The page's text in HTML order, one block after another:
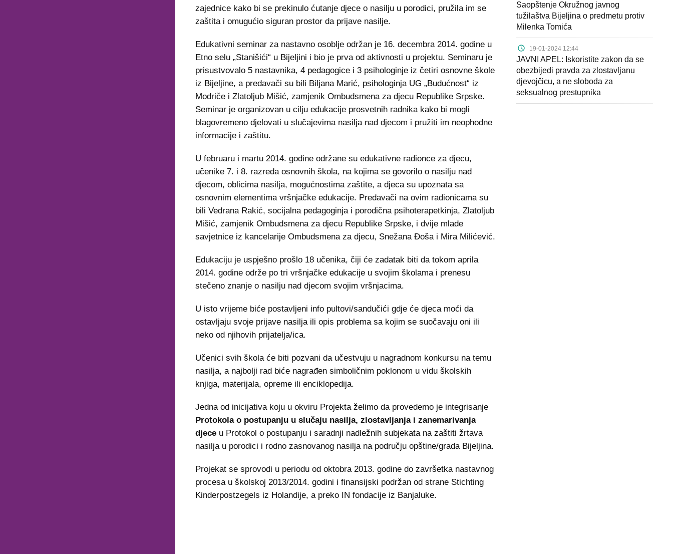
zajednice kako bi se prekinulo ćutanje djece o nasilju u porodici, pružila im se
zaštita i omugućio siguran prostor da prijave nasilje.
Edukativni seminar za nastavno osoblje održan je 16. decembra 2014. godine u
Etno selu „Stanišići“ u Bijeljini i bio je prva od aktivnosti u projektu. Seminaru je
prisustvovalo 5 nastavnika, 4 pedagogice i 3 psihologinje iz četiri osnovne škole
iz Bijeljine, a predavači su bili Biljana Marić, psihologinja UG „Budućnost“ iz
Modriče i Zlatoljub Mišić, zamjenik Ombudsmena za djecu Republike Srpske.
Seminar je organizovan u cilju edukacije prosvetnih radnika kako bi mogli
blagovremeno djelovati u slučajevima nasilja nad djecom i pružiti im neophodne
informacije i zaštitu.
U februaru i martu 2014. godine održane su edukativne radionce za djecu,
učenike 7. i 8. razreda osnovnih škola, na kojima se govorilo o nasilju nad
djecom, oblicima nasilja, mogućnostima zaštite, a djeca su upoznata sa
osnovnim elementima vršnjačke edukacije. Predavači na ovim radionicama su
bili Vedrana Rakić, socijalna pedagoginja i porodična psihoterapetkinja, Zlatoljub
Mišić, zamjenik Ombudsmena za djecu Republike Srpske, i dvije mlade
savjetnice iz kancelarije Ombudsmena za djecu, Snežana Đoša i Mira Milićević.
Edukaciju je uspješno prošlo 18 učenika, čiji će zadatak biti da tokom aprila
2014. godine održe po tri vršnjačke edukacije u svojim školama i prenesu
stečeno znanje o nasilju nad djecom svojim vršnjacima.
U isto vrijeme biće postavljeni info pultovi/sandučići gdje će djeca moći da
ostavljaju svoje prijave nasilja ili opis problema sa kojim se suočavaju oni ili
neko od njihovih prijatelja/ica.
Učenici svih škola će biti pozvani da učestvuju u nagradnom konkursu na temu
nasilja, a najbolji rad biće nagrađen simboličnim poklonom u vidu školskih
knjiga, materijala, opreme ili enciklopedija.
Jedna od inicijativa koju u okviru Projekta želimo da provedemo je integrisanje
Protokola o postupanju u slučaju nasilja, zlostavljanja i zanemarivanja
djece u Protokol o postupanju i saradnji nadležnih subjekata na zaštiti žrtava
nasilja u porodici i rodno zasnovanog nasilja na području opštine/grada Bijeljina.
Projekat se sprovodi u periodu od oktobra 2013. godine do završetka nastavnog
procesa u školskoj 2013/2014. godini i finansijski podržan od strane Stichting
Kinderpostzegels iz Holandije, a preko IN fondacije iz Banjaluke.
Saopštenje Okružnog javnog
tužilaštva Bijeljina o predmetu protiv
Milenka Tomića
19-01-2024 12:44
JAVNI APEL: Iskoristite zakon da se
obezbijedi pravda za zlostavljanu
djevojčicu, a ne sloboda za
seksualnog prestupnika